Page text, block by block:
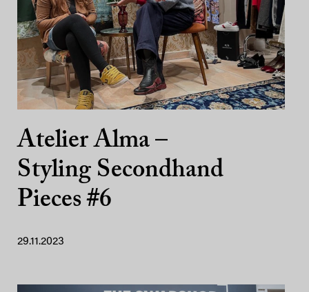
Atelier Alma –
Styling Secondhand
Pieces #6
29.11.2023